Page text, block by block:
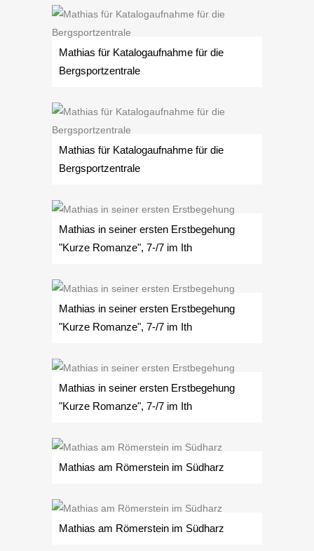
Mathias für Katalogaufnahme für die
Bergsportzentrale
Mathias für Katalogaufnahme für die
Bergsportzentrale
Mathias in seiner ersten Erstbegehung
"Kurze Romanze", 7-/7 im Ith
Mathias in seiner ersten Erstbegehung
"Kurze Romanze", 7-/7 im Ith
Mathias in seiner ersten Erstbegehung
"Kurze Romanze", 7-/7 im Ith
Mathias am Römerstein im Südharz
Mathias am Römerstein im Südharz